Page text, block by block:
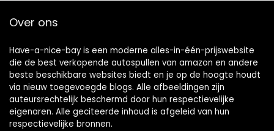
Over ons
Have-a-nice-bay is een moderne alles-in-één-prijswebsite
die de best verkopende autospullen van amazon en andere
beste beschikbare websites biedt en je op de hoogte houdt
via nieuw toegevoegde blogs. Alle afbeeldingen zijn
auteursrechtelijk beschermd door hun respectievelijke
eigenaren. Alle geciteerde inhoud is afgeleid van hun
respectievelijke bronnen.